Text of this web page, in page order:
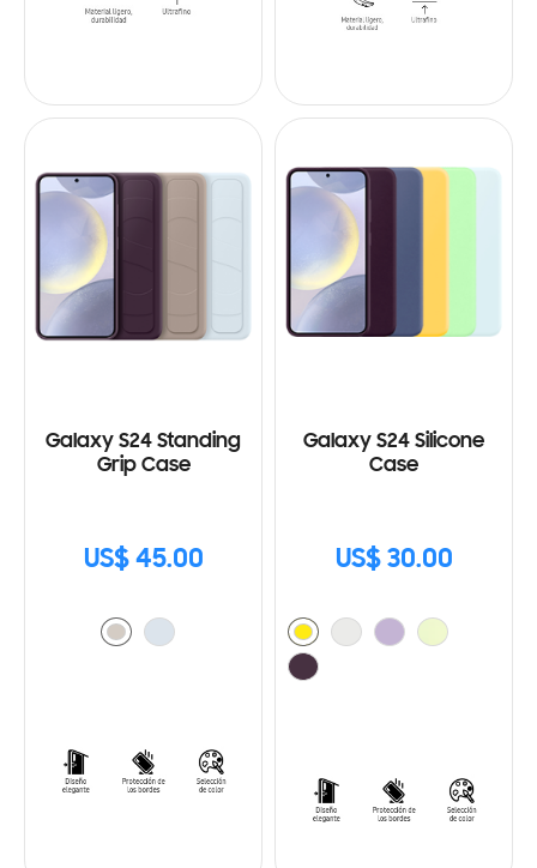
Galaxy S24 Standing
Grip Case
US$ 45.00
Galaxy S24 Silicone
Case
US$ 30.00